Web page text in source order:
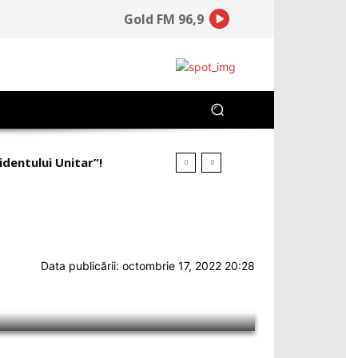
Gold FM 96,9
Unitar”!
la ce a pierdut”!
Data publicării: octombrie 17, 2022 20:28